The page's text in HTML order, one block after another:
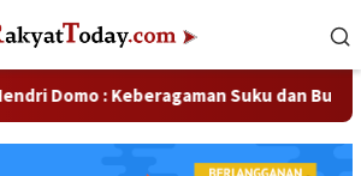
: Keberagaman Suku dan Budaya di